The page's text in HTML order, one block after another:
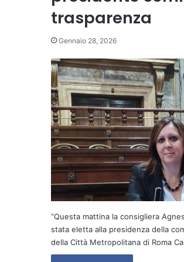
trasparenza
Gennaio 28, 2026
“Questa mattina la consigliera
stata eletta alla presidenza della
della Città Metropolitana di Roma